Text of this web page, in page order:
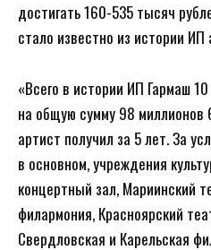
достигать 160-535 тысяч
стало известно из истории ИП
«Всего в истории ИП Гармаш
на общую сумму 98 миллионов
артист получил за 5 лет. За
в основном, учреждения
концертный зал, Мариинский
филармония, Красноярский
Свердловская и Карельская